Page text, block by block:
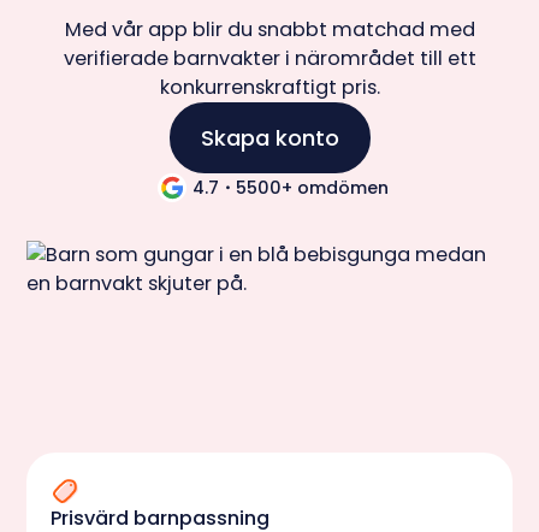
Med vår app blir du snabbt matchad med
verifierade barnvakter i närområdet till ett
konkurrenskraftigt pris.
Skapa konto
4.7・5500+ omdömen
Prisvärd barnpassning